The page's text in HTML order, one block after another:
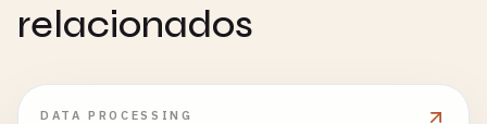
relacionados
DATA PROCESSING